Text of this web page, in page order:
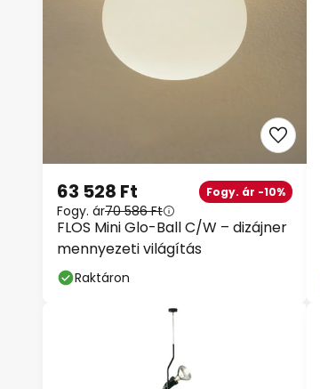
FLOS Mini Glo-Ball C/W – dizájner
mennyezeti világítás
63 528 Ft Fogy. ár -10%
Fogy. ár70 586 Ft
Raktáron